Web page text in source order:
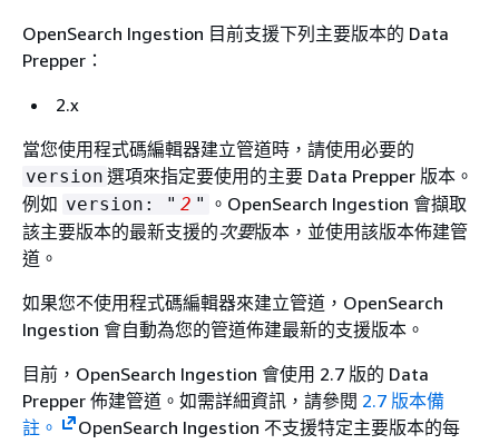
OpenSearch Ingestion 目前支援下列主要版本的 Data
Prepper：
2.x
當您使用程式碼編輯器建立管道時，請使用必要的
version 選項來指定要使用的主要 Data Prepper 版本。
例如 version: " 2 " 。OpenSearch Ingestion 會擷取
該主要版本的最新支援的次要版本，並使用該版本佈建管
道。
如果您不使用程式碼編輯器來建立管道，OpenSearch
Ingestion 會自動為您的管道佈建最新的支援版本。
目前，OpenSearch Ingestion 會使用 2.7 版的 Data
Prepper 佈建管道。如需詳細資訊，請參閱 2.7 版本備
註。
OpenSearch Ingestion 不支援特定主要版本的每